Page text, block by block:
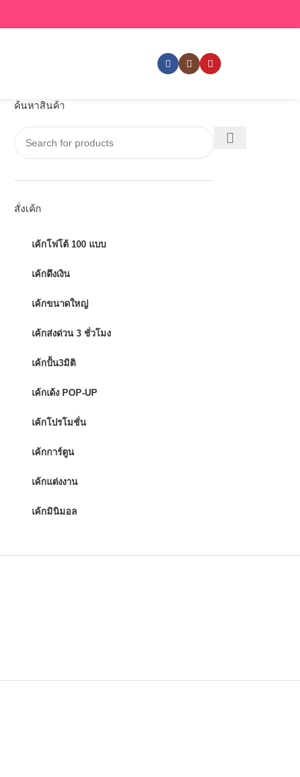
ค้นหาสินค้า
สั่งเค้ก
เค้กโฟโต้ 100 แบบ
เค้กดึงเงิน
เค้กขนาดใหญ่
เค้กส่งด่วน 3 ชั่วโมง
เค้กปั้น3มิติ
เค้กเด้ง POP-UP
เค้กโปรโมชั่น
เค้กการ์ตูน
เค้กแต่งงาน
เค้กมินิมอล